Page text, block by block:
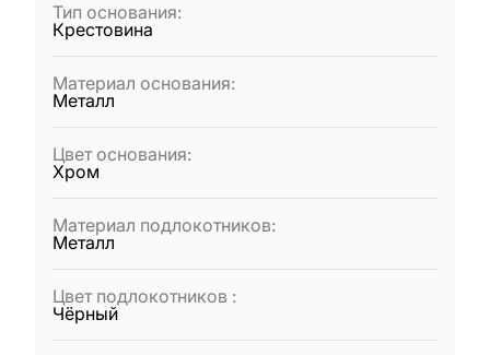
Тип основания:
Крестовина
Материал основания:
Металл
Цвет основания:
Хром
Материал подлокотников:
Металл
Цвет подлокотников :
Чёрный